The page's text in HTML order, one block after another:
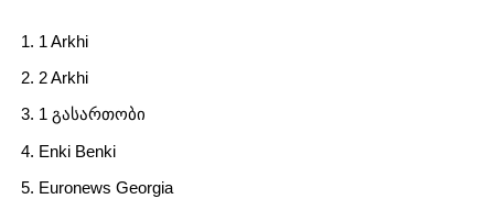
1 Arkhi
2 Arkhi
1 გასართობი
Enki Benki
Euronews Georgia